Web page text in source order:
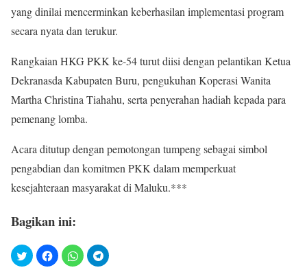
yang dinilai mencerminkan keberhasilan implementasi program
secara nyata dan terukur.
Rangkaian HKG PKK ke-54 turut diisi dengan pelantikan Ketua
Dekranasda Kabupaten Buru, pengukuhan Koperasi Wanita
Martha Christina Tiahahu, serta penyerahan hadiah kepada para
pemenang lomba.
Acara ditutup dengan pemotongan tumpeng sebagai simbol
pengabdian dan komitmen PKK dalam memperkuat
kesejahteraan masyarakat di Maluku.***
Bagikan ini: